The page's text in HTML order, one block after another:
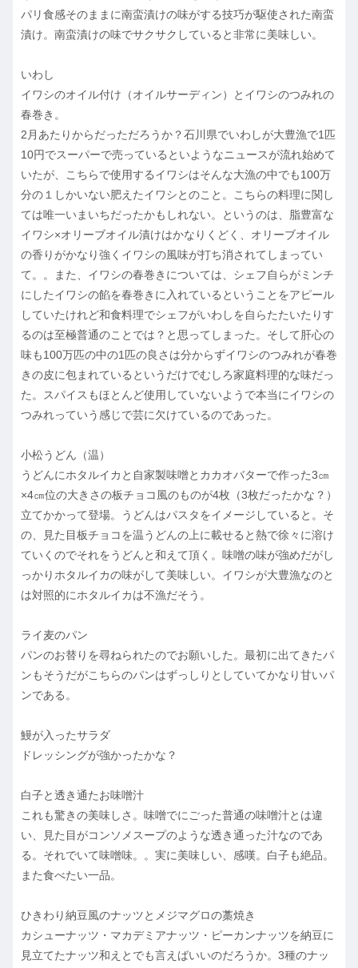
パリ食感そのままに南蛮漬けの味がする技巧が駆使された南蛮
漬け。南蛮漬けの味でサクサクしていると非常に美味しい。
いわし
イワシのオイル付け（オイルサーディン）とイワシのつみれの
春巻き。
2月あたりからだっただろうか？石川県でいわしが大豊漁で1匹
10円でスーパーで売っているといようなニュースが流れ始めて
いたが、こちらで使用するイワシはそんな大漁の中でも100万
分の１しかいない肥えたイワシとのこと。こちらの料理に関し
ては唯一いまいちだったかもしれない。というのは、脂豊富な
イワシ×オリーブオイル漬けはかなりくどく、オリーブオイル
の香りがかなり強くイワシの風味が打ち消されてしまってい
て。。また、イワシの春巻きについては、シェフ自らがミンチ
にしたイワシの餡を春巻きに入れているということをアピール
していたけれど和食料理でシェフがいわしを自らたたいたりす
るのは至極普通のことでは？と思ってしまった。そして肝心の
味も100万匹の中の1匹の良さは分からずイワシのつみれが春巻
きの皮に包まれているというだけでむしろ家庭料理的な味だっ
た。スパイスもほとんど使用していないようで本当にイワシの
つみれっていう感じで芸に欠けているのであった。
小松うどん（温）
うどんにホタルイカと自家製味噌とカカオバターで作った3㎝
×4㎝位の大きさの板チョコ風のものが4枚（3枚だったかな？）
立てかかって登場。うどんはパスタをイメージしていると。そ
の、見た目板チョコを温うどんの上に載せると熱で徐々に溶け
ていくのでそれをうどんと和えて頂く。味噌の味が強めだがし
っかりホタルイカの味がして美味しい。イワシが大豊漁なのと
は対照的にホタルイカは不漁だそう。
ライ麦のパン
パンのお替りを尋ねられたのでお願いした。最初に出てきたパ
ンもそうだがこちらのパンはずっしりとしていてかなり甘いパ
ンである。
鰻が入ったサラダ
ドレッシングが強かったかな？
白子と透き通たお味噌汁
これも驚きの美味しさ。味噌でにごった普通の味噌汁とは違
い、見た目がコンソメスープのような透き通った汁なのであ
る。それでいて味噌味。。実に美味しい、感嘆。白子も絶品。
また食べたい一品。
ひきわり納豆風のナッツとメジマグロの藁焼き
カシューナッツ・マカデミアナッツ・ピーカンナッツを納豆に
見立てたナッツ和えとでも言えばいいのだろうか。3種のナッ